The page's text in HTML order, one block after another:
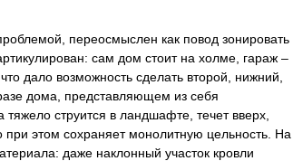
переосмыслен как повод зонировать
сам дом стоит на холме, гараж –
дало возможность сделать второй, нижний,
дома, представляющем из себя
струится в ландшафте, течет вверх,
при этом сохраняет монолитную цельность. На
даже наклонный участок кровли